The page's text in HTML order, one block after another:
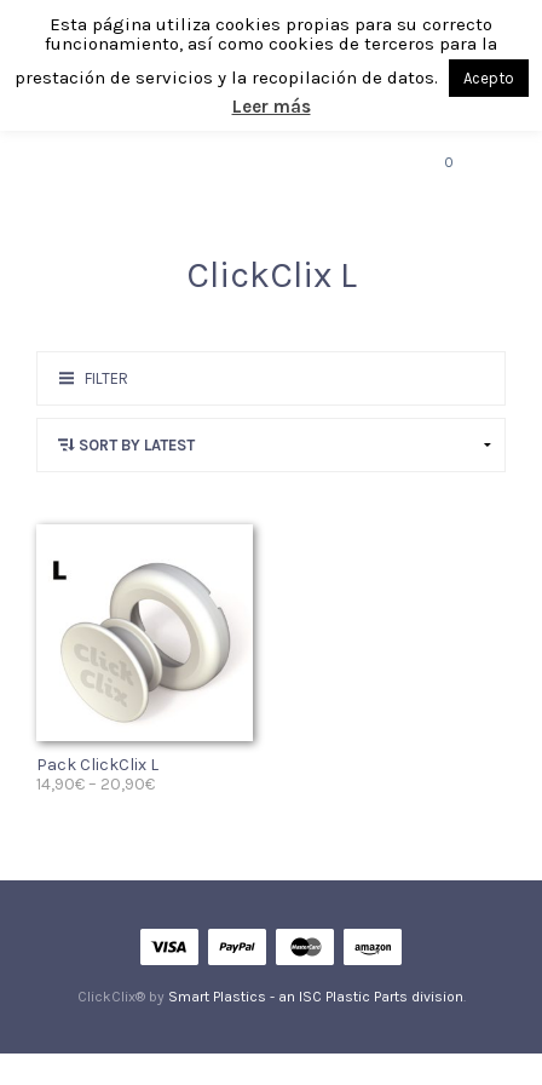
0
ClickClix L
FILTER
Pack ClickClix L
14,90€– 20,90€
ClickClix® by Smart Plastics - an ISC Plastic Parts division
Esta página utiliza cookies propias para su correcto
funcionamiento, así como cookies de terceros para la
prestación de servicios y la recopilación de datos.
Acepto
Leer más